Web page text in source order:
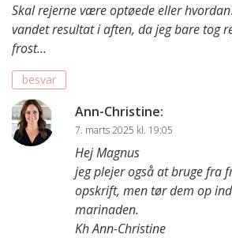
Skal rejerne være optøede eller
vandet resultat i aften, da jeg bare tog
frost…
besvar
Ann-Christine:
7. marts 2025 kl. 19:05
Hej Magnus
jeg plejer også at bruge fra
opskrift, men tør dem op
marinaden.
Kh Ann-Christine